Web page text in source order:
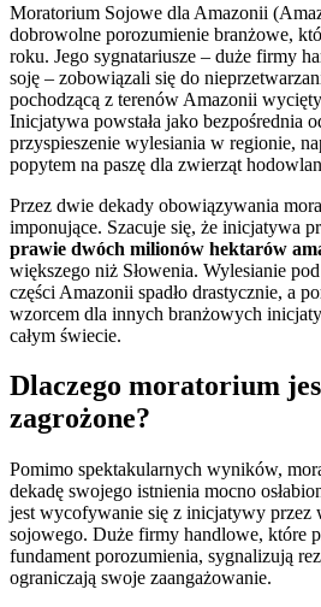
Moratorium Sojowe dla Amazonii
dobrowolne porozumienie branżowe,
roku. Jego sygnatariusze – duże firmy
soję – zobowiązali się do
pochodzącą z terenów Amazonii
Inicjatywa powstała jako bezpośrednia
przyspieszenie wylesiania w regionie,
popytem na paszę dla zwierząt
Przez dwie dekady obowiązywania
imponujące. Szacuje się, że inicjatywa
prawie dwóch milionów hektarów
większego niż Słowenia. Wylesianie
części Amazonii spadło drastycznie, a
wzorcem dla innych branżowych
całym świecie.
Dlaczego moratorium
zagrożone?
Pomimo spektakularnych wyników,
dekadę swojego istnienia mocno
jest wycofywanie się z inicjatywy przez
sojowego. Duże firmy handlowe, które
fundament porozumienia, sygnalizują
ograniczają swoje zaangażowanie.